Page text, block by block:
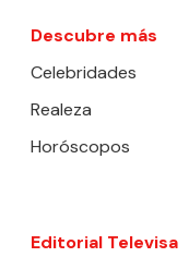
Descubre más
Celebridades
Realeza
Horóscopos
Editorial Televisa